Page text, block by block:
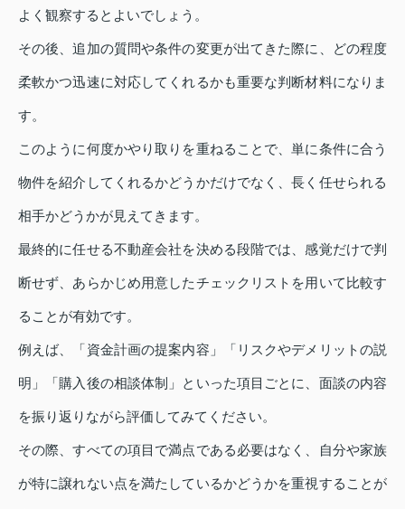
よく観察するとよいでしょう。
その後、追加の質問や条件の変更が出てきた際に、どの程度
柔軟かつ迅速に対応してくれるかも重要な判断材料になりま
す。
このように何度かやり取りを重ねることで、単に条件に合う
物件を紹介してくれるかどうかだけでなく、長く任せられる
相手かどうかが見えてきます。
最終的に任せる不動産会社を決める段階では、感覚だけで判
断せず、あらかじめ用意したチェックリストを用いて比較す
ることが有効です。
例えば、「資金計画の提案内容」「リスクやデメリットの説
明」「購入後の相談体制」といった項目ごとに、面談の内容
を振り返りながら評価してみてください。
その際、すべての項目で満点である必要はなく、自分や家族
が特に譲れない点を満たしているかどうかを重視することが